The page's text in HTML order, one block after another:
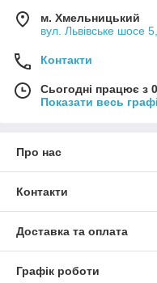
м. Хмельницький
вул. Львівське шосе
Контакти
Сьогодні працює з
Показати весь
Про нас
Контакти
Доставка та оплата
Графік роботи